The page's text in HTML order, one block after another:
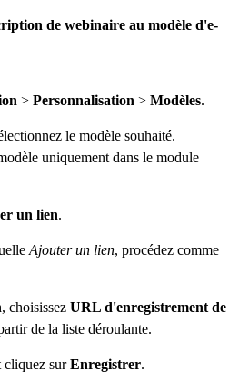
de webinaire au modèle d'e-
> Personnalisation > Modèles.
le modèle souhaité.
uniquement dans le module
un lien.
Ajouter un lien, procédez comme
, choisissez URL d'enregistrement de
de la liste déroulante.
cliquez surEnregistrer.